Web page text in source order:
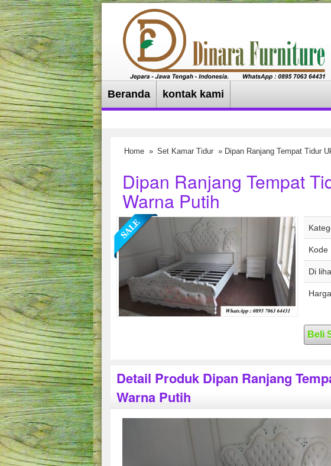
Beranda kontak kami
Home » Set Kamar Tidur » Dipan Ranjang Tempat Tidur
Dipan Ranjang Tempat
Warna Putih
Kode
Di
Harga
Beli
Detail Produk Dipan Ranjang
Warna Putih